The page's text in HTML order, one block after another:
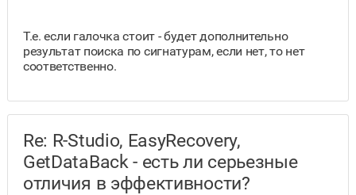
Т.е. если галочка стоит - будет дополнительно
результат поиска по сигнатурам, если нет, то нет
соответственно.
Re: R-Studio, EasyRecovery,
GetDataBack - есть ли серьезные
отличия в эффективности?